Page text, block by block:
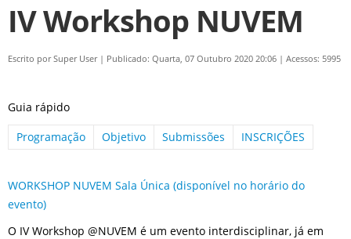
IV Workshop NUVEM
Escrito porSuper User | Publicado: Quarta, 07 Outubro 2020 20:06 | Acessos: 5995
Guia rápido
Programação
Objetivo Submissões INSCRIÇÕES
WORKSHOP NUVEM Sala Única (disponível no horário do
evento)
O IV Workshop @NUVEM é um evento interdisciplinar, já em